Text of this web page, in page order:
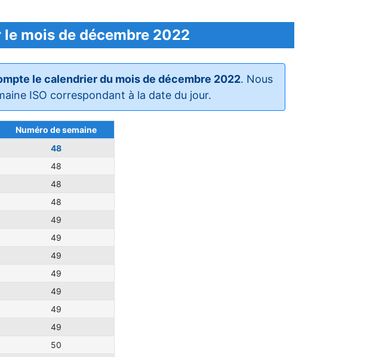
mois de décembre 2022
le calendrier du mois de décembre 2022. Nous
ISO correspondant à la date du jour.
Numéro de semaine
48
48
48
48
49
49
49
49
49
49
49
50